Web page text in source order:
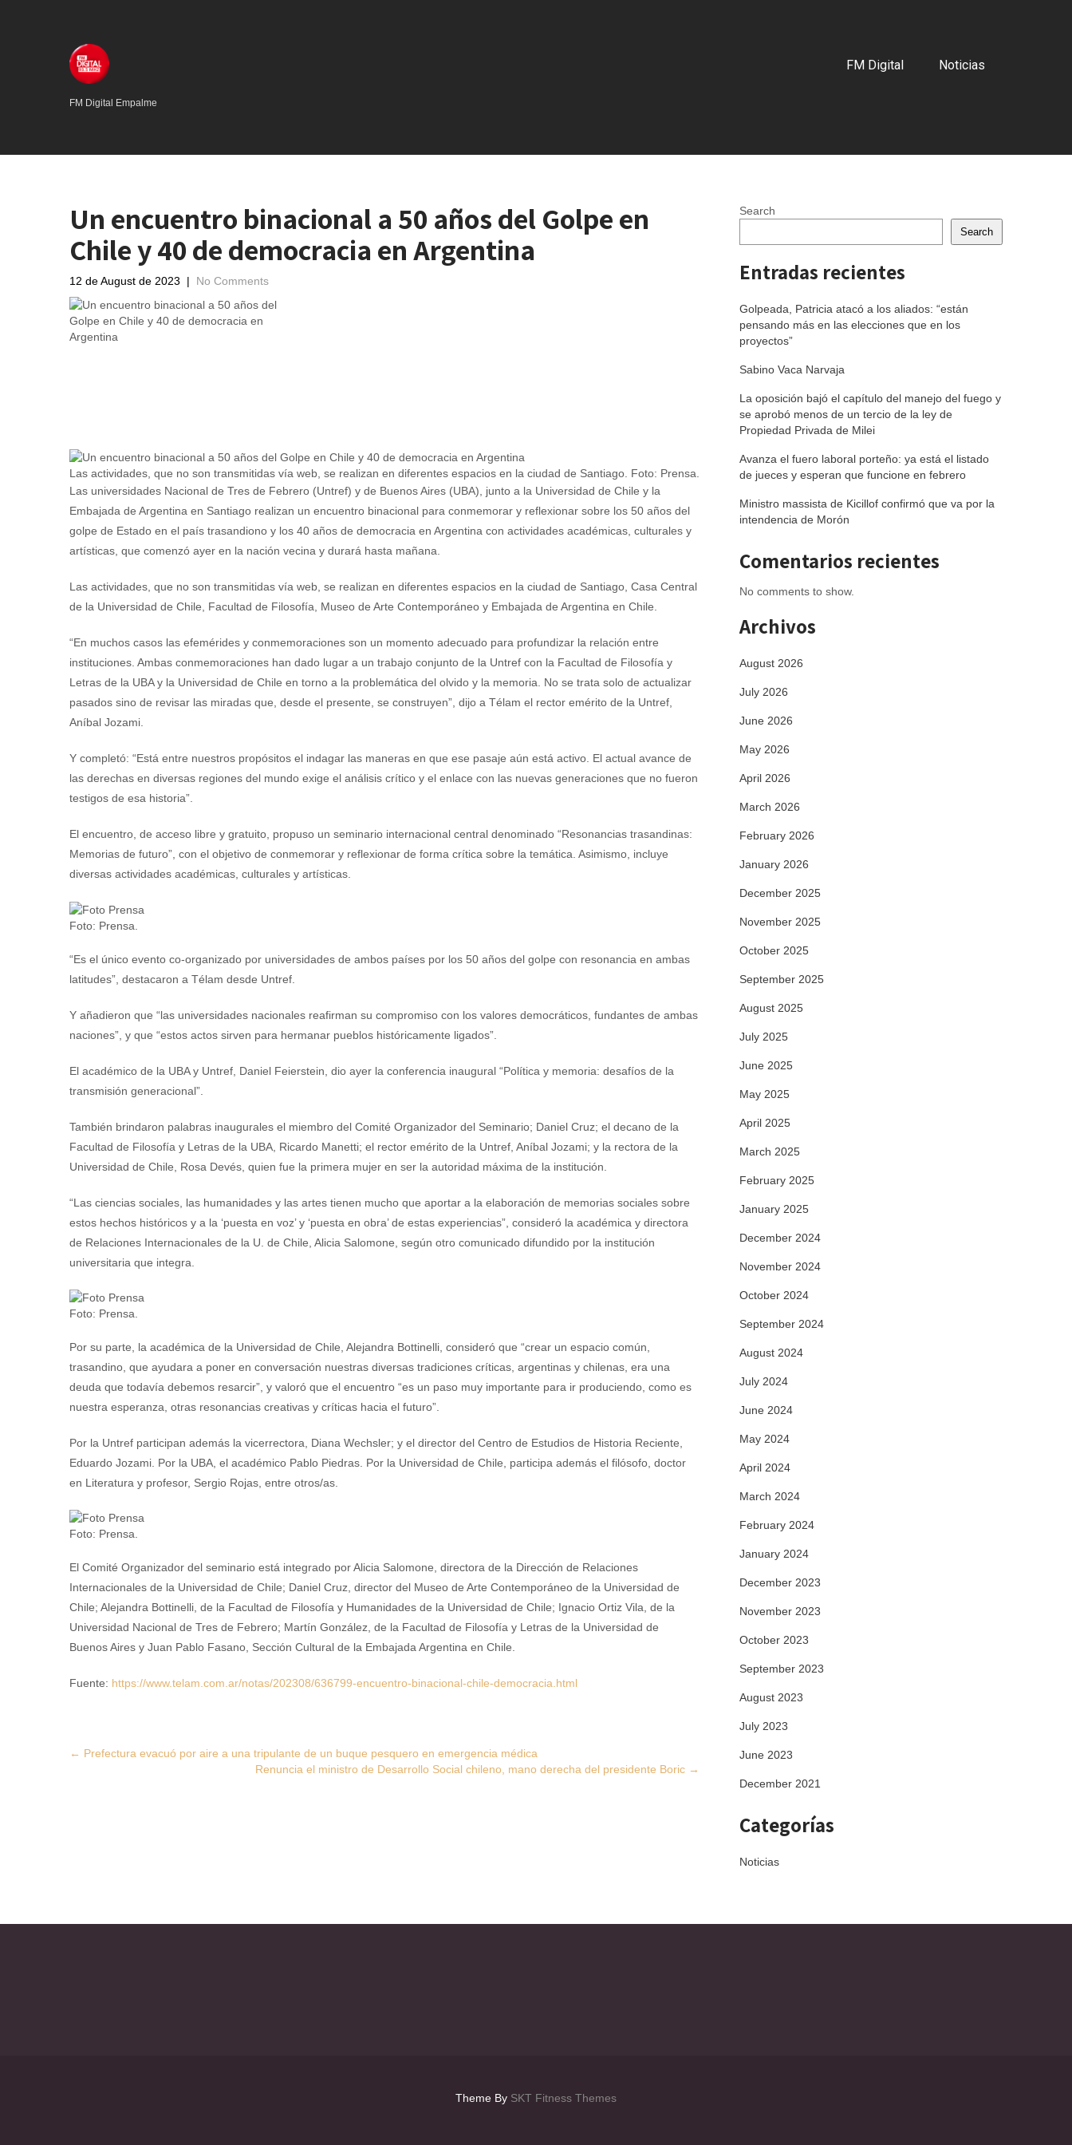
FM Digital Empalme
FM Digital Noticias
Un encuentro binacional a 50 años del Golpe en
Chile y 40 de democracia en Argentina
12 de August de 2023 | No Comments
Las actividades, que no son transmitidas vía web, se realizan en diferentes espacios en la ciudad de Santiago. Foto: Prensa.
Las universidades Nacional de Tres de Febrero (Untref) y de Buenos Aires (UBA), junto a la Universidad de Chile y la
Embajada de Argentina en Santiago realizan un encuentro binacional para conmemorar y reflexionar sobre los 50 años del
golpe de Estado en el país trasandiono y los 40 años de democracia en Argentina con actividades académicas, culturales y
artísticas, que comenzó ayer en la nación vecina y durará hasta mañana.
Las actividades, que no son transmitidas vía web, se realizan en diferentes espacios en la ciudad de Santiago, Casa Central
de la Universidad de Chile, Facultad de Filosofía, Museo de Arte Contemporáneo y Embajada de Argentina en Chile.
“En muchos casos las efemérides y conmemoraciones son un momento adecuado para profundizar la relación entre
instituciones. Ambas conmemoraciones han dado lugar a un trabajo conjunto de la Untref con la Facultad de Filosofía y
Letras de la UBA y la Universidad de Chile en torno a la problemática del olvido y la memoria. No se trata solo de actualizar
pasados sino de revisar las miradas que, desde el presente, se construyen”, dijo a Télam el rector emérito de la Untref,
Aníbal Jozami.
Y completó: “Está entre nuestros propósitos el indagar las maneras en que ese pasaje aún está activo. El actual avance de
las derechas en diversas regiones del mundo exige el análisis crítico y el enlace con las nuevas generaciones que no fueron
testigos de esa historia”.
El encuentro, de acceso libre y gratuito, propuso un seminario internacional central denominado “Resonancias trasandinas:
Memorias de futuro”, con el objetivo de conmemorar y reflexionar de forma crítica sobre la temática. Asimismo, incluye
diversas actividades académicas, culturales y artísticas.
Foto: Prensa.
“Es el único evento co-organizado por universidades de ambos países por los 50 años del golpe con resonancia en ambas
latitudes”, destacaron a Télam desde Untref.
Y añadieron que “las universidades nacionales reafirman su compromiso con los valores democráticos, fundantes de ambas
naciones”, y que “estos actos sirven para hermanar pueblos históricamente ligados”.
El académico de la UBA y Untref, Daniel Feierstein, dio ayer la conferencia inaugural “Política y memoria: desafíos de la
transmisión generacional”.
También brindaron palabras inaugurales el miembro del Comité Organizador del Seminario; Daniel Cruz; el decano de la
Facultad de Filosofía y Letras de la UBA, Ricardo Manetti; el rector emérito de la Untref, Aníbal Jozami; y la rectora de la
Universidad de Chile, Rosa Devés, quien fue la primera mujer en ser la autoridad máxima de la institución.
“Las ciencias sociales, las humanidades y las artes tienen mucho que aportar a la elaboración de memorias sociales sobre
estos hechos históricos y a la ‘puesta en voz’ y ‘puesta en obra’ de estas experiencias”, consideró la académica y directora
de Relaciones Internacionales de la U. de Chile, Alicia Salomone, según otro comunicado difundido por la institución
universitaria que integra.
Foto: Prensa.
Por su parte, la académica de la Universidad de Chile, Alejandra Bottinelli, consideró que “crear un espacio común,
trasandino, que ayudara a poner en conversación nuestras diversas tradiciones críticas, argentinas y chilenas, era una
deuda que todavía debemos resarcir”, y valoró que el encuentro “es un paso muy importante para ir produciendo, como es
nuestra esperanza, otras resonancias creativas y críticas hacia el futuro”.
Por la Untref participan además la vicerrectora, Diana Wechsler; y el director del Centro de Estudios de Historia Reciente,
Eduardo Jozami. Por la UBA, el académico Pablo Piedras. Por la Universidad de Chile, participa además el filósofo, doctor
en Literatura y profesor, Sergio Rojas, entre otros/as.
Foto: Prensa.
El Comité Organizador del seminario está integrado por Alicia Salomone, directora de la Dirección de Relaciones
Internacionales de la Universidad de Chile; Daniel Cruz, director del Museo de Arte Contemporáneo de la Universidad de
Chile; Alejandra Bottinelli, de la Facultad de Filosofía y Humanidades de la Universidad de Chile; Ignacio Ortiz Vila, de la
Universidad Nacional de Tres de Febrero; Martín González, de la Facultad de Filosofía y Letras de la Universidad de
Buenos Aires y Juan Pablo Fasano, Sección Cultural de la Embajada Argentina en Chile.
Fuente: https://www.telam.com.ar/notas/202308/636799-encuentro-binacional-chile-democracia.html
Post
← Prefectura evacuó por aire a una tripulante de un buque pesquero en emergencia médica
Renuncia el ministro de Desarrollo Social chileno, mano derecha del presidente Boric →
Search
Search
Entradas recientes
Golpeada, Patricia atacó a los aliados: “están
pensando más en las elecciones que en los
proyectos”
Sabino Vaca Narvaja
La oposición bajó el capítulo del manejo del fuego y
se aprobó menos de un tercio de la ley de
Propiedad Privada de Milei
Avanza el fuero laboral porteño: ya está el listado
de jueces y esperan que funcione en febrero
Ministro massista de Kicillof confirmó que va por la
intendencia de Morón
Comentarios recientes
No comments to show.
Archivos
August 2026
July 2026
June 2026
May 2026
April 2026
March 2026
February 2026
January 2026
December 2025
November 2025
October 2025
September 2025
August 2025
July 2025
June 2025
May 2025
April 2025
March 2025
February 2025
January 2025
December 2024
November 2024
October 2024
September 2024
August 2024
July 2024
June 2024
May 2024
April 2024
March 2024
February 2024
January 2024
December 2023
November 2023
October 2023
September 2023
August 2023
July 2023
June 2023
December 2021
Categorías
Noticias
Theme By SKT Fitness Themes